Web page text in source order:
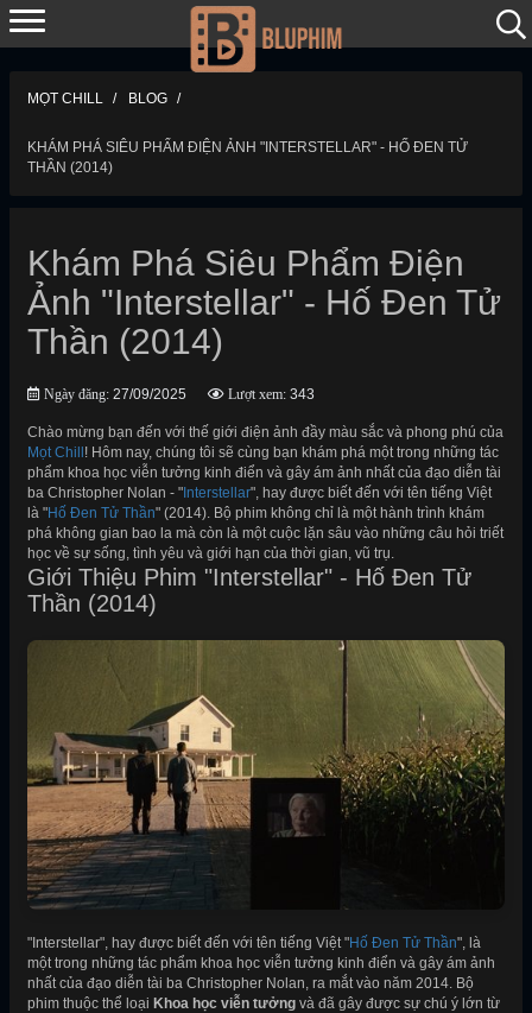
MỌT CHILL BLOG
KHÁM PHÁ SIÊU PHẨM ĐIỆN ẢNH "INTERSTELLAR" - HỐ ĐEN TỬ
THẦN (2014)
Khám Phá Siêu Phẩm Điện
Ảnh "Interstellar" - Hố Đen Tử
Thần (2014)
Ngày đăng: 27/09/2025 Lượt xem: 343
Chào mừng bạn đến với thế giới điện ảnh đầy màu sắc và phong phú của
Mọt Chill ! Hôm nay, chúng tôi sẽ cùng bạn khám phá một trong những tác
phẩm khoa học viễn tưởng kinh điển và gây ám ảnh nhất của đạo diễn tài
ba Christopher Nolan - " Interstellar", hay được biết đến với tên tiếng Việt
là "Hố Đen Tử Thần" (2014). Bộ phim không chỉ là một hành trình khám
phá không gian bao la mà còn là một cuộc lặn sâu vào những câu hỏi triết
học về sự sống, tình yêu và giới hạn của thời gian, vũ trụ.
Giới Thiệu Phim "Interstellar" - Hố Đen Tử
Thần (2014)
"Interstellar", hay được biết đến với tên tiếng Việt "Hố Đen Tử Thần", là
một trong những tác phẩm khoa học viễn tưởng kinh điển và gây ám ảnh
nhất của đạo diễn tài ba Christopher Nolan, ra mắt vào năm 2014. Bộ
phim thuộc thể loại Khoa học viễn tưởng và đã gây được sự chú ý lớn từ